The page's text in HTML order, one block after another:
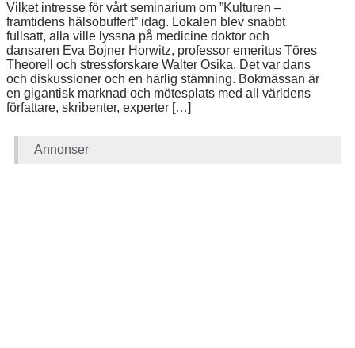
Vilket intresse för vårt seminarium om ”Kulturen –
framtidens hälsobuffert” idag. Lokalen blev snabbt
fullsatt, alla ville lyssna på medicine doktor och
dansaren Eva Bojner Horwitz, professor emeritus Töres
Theorell och stressforskare Walter Osika. Det var dans
och diskussioner och en härlig stämning. Bokmässan är
en gigantisk marknad och mötesplats med all världens
författare, skribenter, experter […]
Annonser